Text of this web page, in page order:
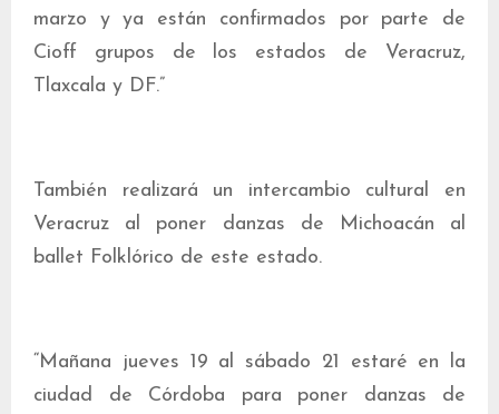
marzo y ya están confirmados por parte de
Cioff grupos de los estados de Veracruz,
Tlaxcala y DF.”
También realizará un intercambio cultural en
Veracruz al poner danzas de Michoacán al
ballet Folklórico de este estado.
“Mañana jueves 19 al sábado 21 estaré en la
ciudad de Córdoba para poner danzas de